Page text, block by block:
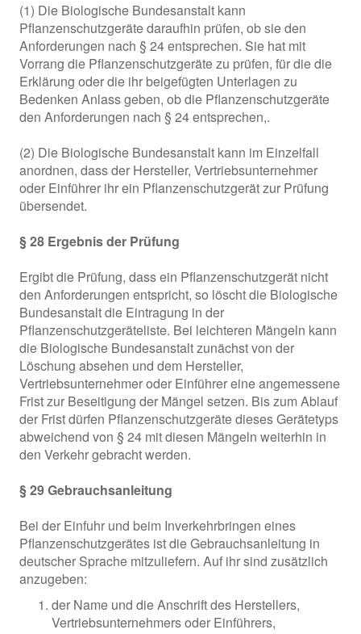
(1) Die Biologische Bundesanstalt kann
Pflanzenschutzgeräte daraufhin prüfen, ob sie den
Anforderungen nach § 24 entsprechen. Sie hat mit
Vorrang die Pflanzenschutzgeräte zu prüfen, für die die
Erklärung oder die ihr beigefügten Unterlagen zu
Bedenken Anlass geben, ob die Pflanzenschutzgeräte
den Anforderungen nach § 24 entsprechen,.
(2) Die Biologische Bundesanstalt kann im Einzelfall
anordnen, dass der Hersteller, Vertriebsunternehmer
oder Einführer ihr ein Pflanzenschutzgerät zur Prüfung
übersendet.
§ 28 Ergebnis der Prüfung
Ergibt die Prüfung, dass ein Pflanzenschutzgerät nicht
den Anforderungen entspricht, so löscht die Biologische
Bundesanstalt die Eintragung in der
Pflanzenschutzgeräteliste. Bei leichteren Mängeln kann
die Biologische Bundesanstalt zunächst von der
Löschung absehen und dem Hersteller,
Vertriebsunternehmer oder Einführer eine angemessene
Frist zur Beseitigung der Mängel setzen. Bis zum Ablauf
der Frist dürfen Pflanzenschutzgeräte dieses Gerätetyps
abweichend von § 24 mit diesen Mängeln weiterhin in
den Verkehr gebracht werden.
§ 29 Gebrauchsanleitung
Bei der Einfuhr und beim Inverkehrbringen eines
Pflanzenschutzgerätes ist die Gebrauchsanleitung in
deutscher Sprache mitzuliefern. Auf ihr sind zusätzlich
anzugeben:
der Name und die Anschrift des Herstellers,
Vertriebsunternehmers oder Einführers,